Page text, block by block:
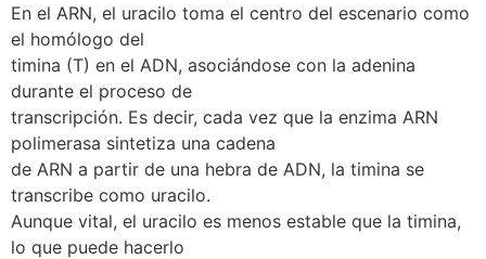
En el ARN, el uracilo toma el centro del escenario como
el homólogo del
timina (T) en el ADN, asociándose con la adenina
durante el proceso de
transcripción. Es decir, cada vez que la enzima ARN
polimerasa sintetiza una cadena
de ARN a partir de una hebra de ADN, la timina se
transcribe como uracilo.
Aunque vital, el uracilo es menos estable que la timina,
lo que puede hacerlo